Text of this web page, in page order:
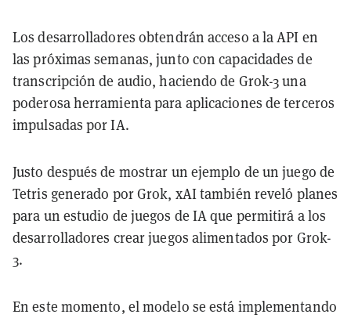
Los desarrolladores obtendrán acceso a la API en
las próximas semanas, junto con capacidades de
transcripción de audio, haciendo de Grok-3 una
poderosa herramienta para aplicaciones de terceros
impulsadas por IA.
Justo después de mostrar un ejemplo de un juego de
Tetris generado por Grok, xAI también reveló planes
para un estudio de juegos de IA que permitirá a los
desarrolladores crear juegos alimentados por Grok-
3.
En este momento, el modelo se está implementando